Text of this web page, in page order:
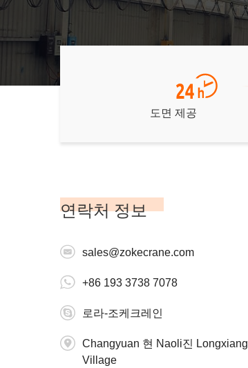
도면 제공
연락처 정보
sales@zokecrane.com
+86 193 3738 7078
로라-조케크레인
Changyuan 현 Naoli진 Longxiang
Village